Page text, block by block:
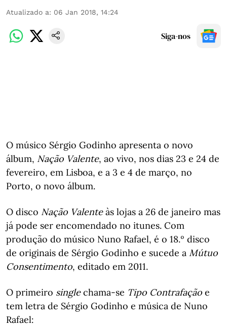
Atualizado a: 06 Jan 2018, 14:24
Siga-nos
O músico Sérgio Godinho apresenta o novo
álbum, Nação Valente, ao vivo, nos dias 23 e 24 de
fevereiro, em Lisboa, e a 3 e 4 de março, no
Porto, o novo álbum.
O disco Nação Valenteàs lojas a 26 de janeiro mas
já pode ser encomendado no itunes. Com
produção do músico Nuno Rafael, é o 18.º disco
de originais de Sérgio Godinho e sucede a Mútuo
Consentimento, editado em 2011.
O primeiro singlechama-se Tipo Contrafação e
tem letra de Sérgio Godinho e música de Nuno
Rafael: